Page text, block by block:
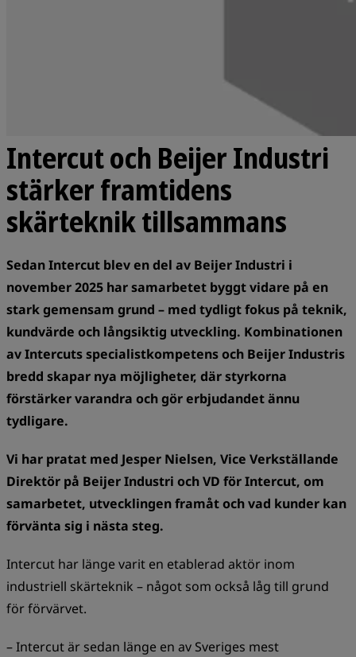
Intercut och Beijer Industri
stärker framtidens
skärteknik tillsammans
Sedan Intercut blev en del av Beijer Industri i
november 2025 har samarbetet byggt vidare på en
stark gemensam grund – med tydligt fokus på teknik,
kundvärde och långsiktig utveckling. Kombinationen
av Intercuts specialistkompetens och Beijer Industris
bredd skapar nya möjligheter, där styrkorna
förstärker varandra och gör erbjudandet ännu
tydligare.
Vi har pratat med Jesper Nielsen, Vice Verkställande
Direktör på Beijer Industri och VD för Intercut, om
samarbetet, utvecklingen framåt och vad kunder kan
förvänta sig i nästa steg.
Intercut har länge varit en etablerad aktör inom
industriell skärteknik – något som också låg till grund
för förvärvet.
– Intercut är sedan länge en av Sveriges mest